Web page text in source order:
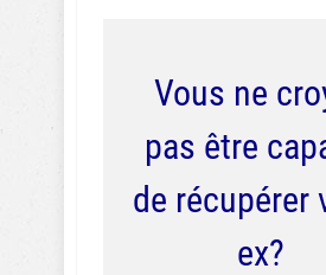
Vous ne
pas être
de récupérer
ex?